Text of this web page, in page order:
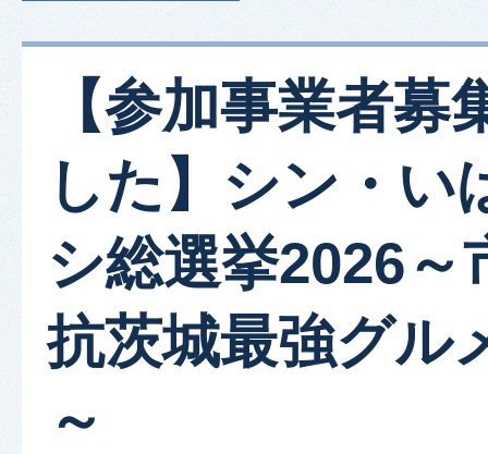
【参加事業者募
した】シン・い
シ総選挙2026～
抗茨城最強グル
～